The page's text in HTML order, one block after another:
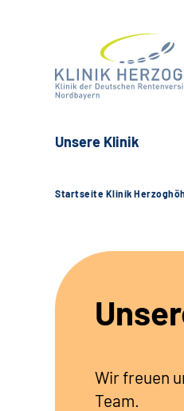
Unsere Klinik
Startseite Klinik
Wir freuen
Team.